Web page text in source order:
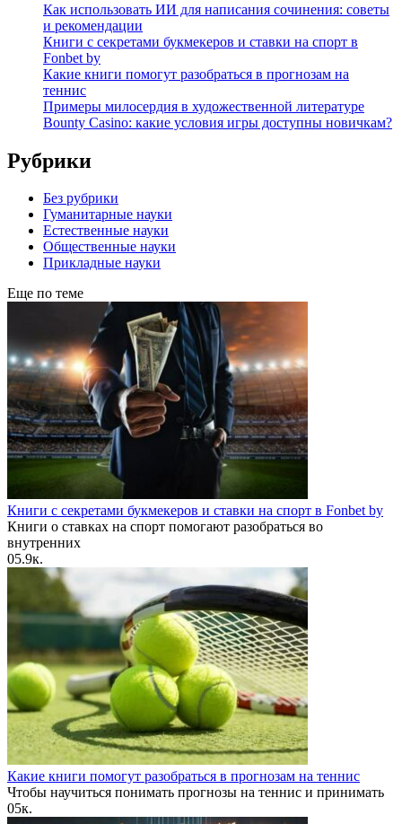
Как использовать ИИ для написания сочинения: советы
и рекомендации
Книги с секретами букмекеров и ставки на спорт в
Fonbet by
Какие книги помогут разобраться в прогнозам на
теннис
Примеры милосердия в художественной литературе
Bounty Casino: какие условия игры доступны новичкам?
Рубрики
Без рубрики
Гуманитарные науки
Естественные науки
Общественные науки
Прикладные науки
Еще по теме
Книги с секретами букмекеров и ставки на спорт в Fonbet by
Книги о ставках на спорт помогают разобраться во
внутренних
05.9к.
Какие книги помогут разобраться в прогнозам на теннис
Чтобы научиться понимать прогнозы на теннис и принимать
05к.